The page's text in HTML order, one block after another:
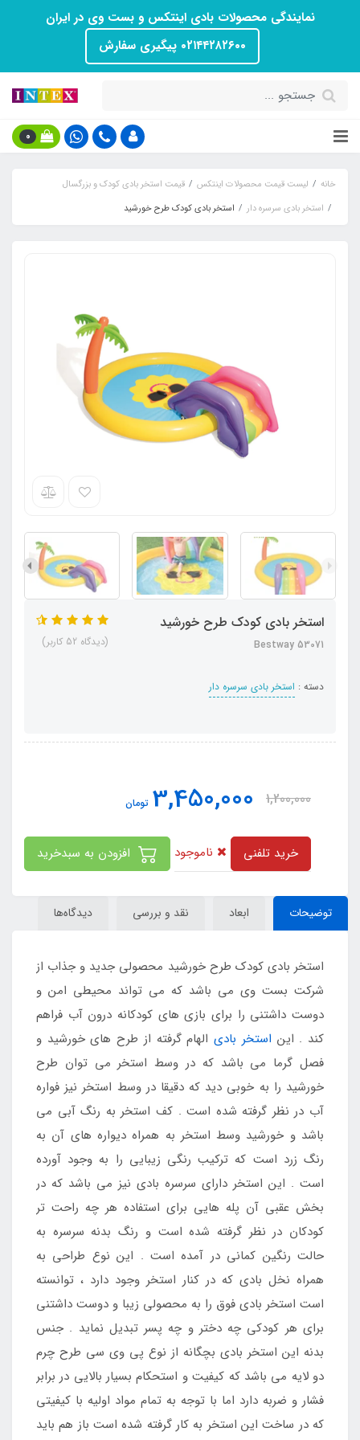
نمایندگی محصولات بادی اینتکس و بست وی در ایران
۰۲۱۴۴۲۸۲۶۰۰ پیگیری سفارش
0
خانه لیست قیمت محصولات اینتکس
قیمت استخر بادی کودک و بزرگسال
استخر بادی سرسره دار
استخر بادی کودک طرح خورشید
استخر بادی کودک طرح خورشید
Bestway 53071
دسته : استخر بادی سرسره دار
(دیدگاه 52 کاربر)
1,200,000
3,450,000 تومان
خرید تلفنی ناموجود
توضیحات ابعاد نقد و بررسی دیدگاه‌ها
استخر بادی کودک طرح خورشید محصولی جدید و جذاب از
شرکت بست وی می باشد که می تواند محیطی امن و
دوست داشتنی را برای بازی های کودکانه درون آب فراهم
کند . این استخر بادیالهام گرفته از طرح های خورشید و
فصل گرما می باشد که در وسط استخر می توان طرح
خورشید را به خوبی دید که دقیقا در وسط استخر نیز فواره
آب در نظر گرفته شده است . کف استخر به رنگ آبی می
باشد و خورشید وسط استخر به همراه دیواره های آن به
رنگ زرد است که ترکیب رنگی زیبایی را به وجود آورده
است . این استخر دارای سرسره بادی نیز می باشد که در
بخش عقبی آن پله هایی برای استفاده هر چه راحت تر
کودکان در نظر گرفته شده است و رنگ بدنه سرسره به
حالت رنگین کمانی در آمده است . این نوع طراحی به
همراه نخل بادی که در کنار استخر وجود دارد ، توانسته
است استخر بادی فوق را به محصولی زیبا و دوست داشتنی
برای هر کودکی چه دختر و چه پسر تبدیل نماید . جنس
بدنه این استخر بادی بچگانه از نوع پی وی سی طرح چرم
دو لایه می باشد که کیفیت و استحکام بسیار بالایی در برابر
فشار و ضربه دارد اما با توجه به تمام مواد اولیه با کیفیتی
که در ساخت این استخر به کار گرفته شده است باز هم باید